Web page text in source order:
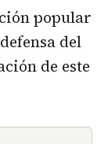
popular
del
de este